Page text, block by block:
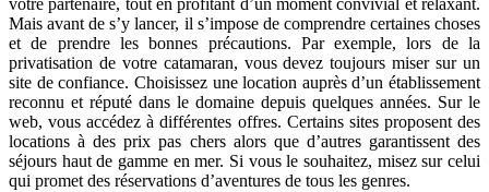
votre partenaire, tout en profitant d’un moment convivial et relaxant.
Mais avant de s’y lancer, il s’impose de comprendre certaines choses
et de prendre les bonnes précautions. Par exemple, lors de la
privatisation de votre catamaran, vous devez toujours miser sur un
site de confiance. Choisissez une location auprès d’un établissement
reconnu et réputé dans le domaine depuis quelques années. Sur le
web, vous accédez à différentes offres. Certains sites proposent des
locations à des prix pas chers alors que d’autres garantissent des
séjours haut de gamme en mer. Si vous le souhaitez, misez sur celui
qui promet des réservations d’aventures de tous les genres.